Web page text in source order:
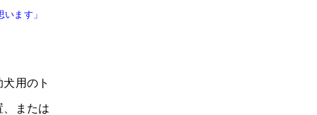
ます」
用のト
または